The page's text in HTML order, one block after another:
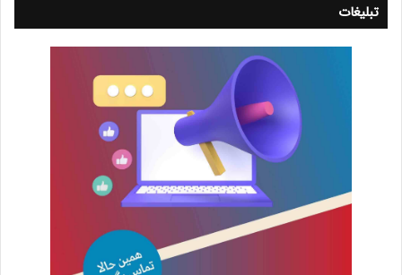
تبلیغات